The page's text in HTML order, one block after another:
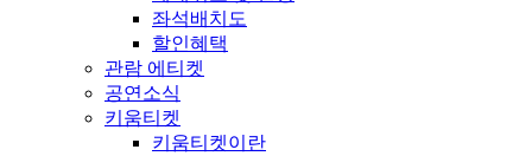
좌석배치도
할인혜택
관람 에티켓
공연소식
키움티켓
키움티켓이란